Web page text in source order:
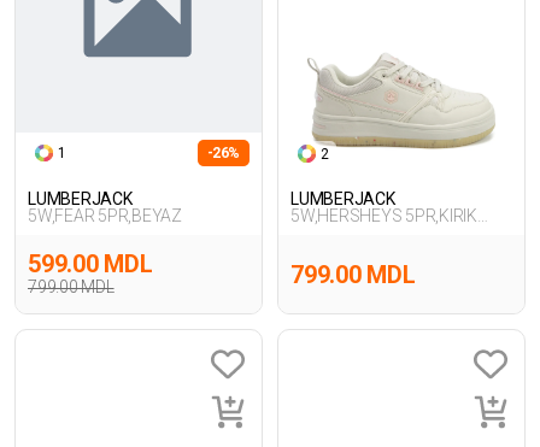
1 -26%
LUMBERJACK
5W,FEAR 5PR,BEYAZ
799.00 MDL
599.00 MDL
2
LUMBERJACK
5W,HERSHEYS 5PR,KIRIK
799.00 MDL